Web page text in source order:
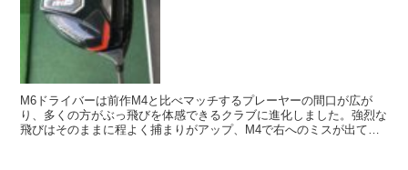
M6ドライバーは前作M4と比べマッチするプレーヤーの間口が広が
り、多くの方がぶっ飛びを体感できるクラブに進化しました。強烈な
飛びはそのままに程よく捕まりがアップ、M4で右へのミスが出てし